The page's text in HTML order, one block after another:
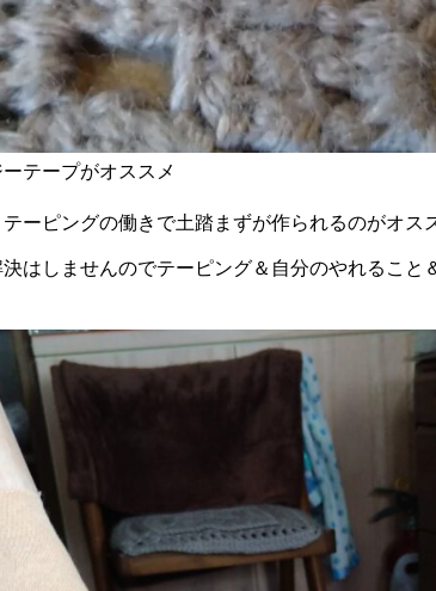
テープがオススメ
ーピングの働きで土踏まずが作られるのがオ
はしませんのでテーピング＆自分のやれること